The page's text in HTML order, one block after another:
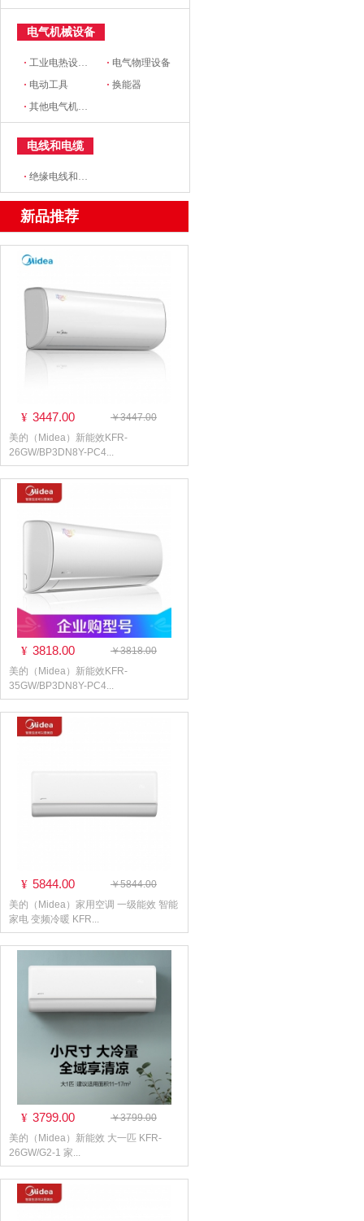
电气机械设备
·工业电热设备(电炉) · 电气物理设备
· 电动工具 ·换能器
·其他电气机械设备
电线和电缆
·绝缘电线和电缆
新品推荐
¥ 3447.00
￥3447.00
美的（Midea）新能效KFR-
26GW/BP3DN8Y-PC4...
¥ 3818.00
￥3818.00
美的（Midea）新能效KFR-
35GW/BP3DN8Y-PC4...
¥ 5844.00
￥5844.00
美的（Midea）家用空调 一级能效 智能
家电 变频冷暖 KFR...
¥ 3799.00
￥3799.00
美的（Midea）新能效 大一匹 KFR-
26GW/G2-1 家...